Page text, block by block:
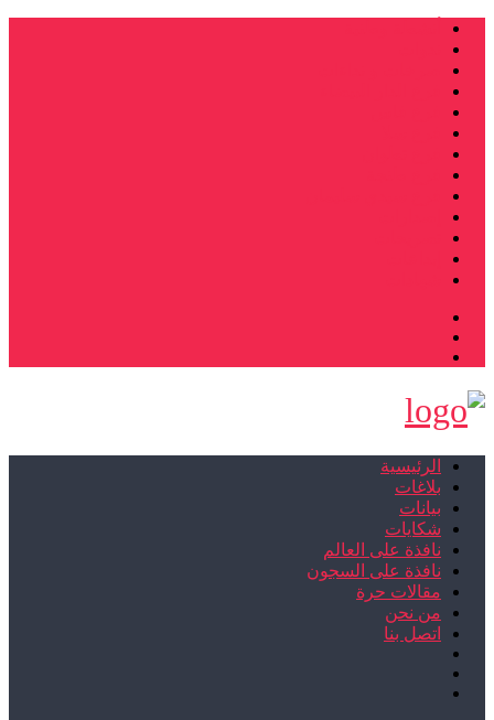
أنشطة وطنية
ندوات
صرخات و نداءات
فرع الدار البيضاء
فرع فاس
فرع سلا
فرع تطوان
فرع طنجة
فرع سيدي سليمان
إصدارات
تصريحات
إبداعات
شهادات
الرئيسية
بلاغات
بيانات
شكايات
نافذة على العالم
نافذة على السجون
مقالات حرة
من نحن
اتصل بنا